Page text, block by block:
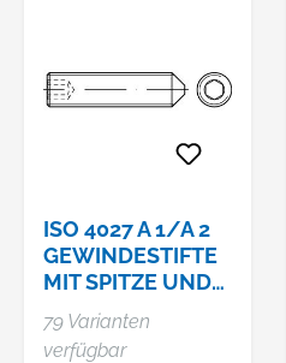
ISO 4027 A 1/A 2
GEWINDESTIFTE
MIT SPITZE UND
INNENSECHSKAN
T
79 Varianten
verfügbar